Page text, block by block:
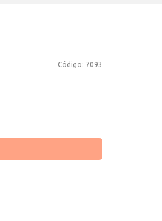
Código: 7093